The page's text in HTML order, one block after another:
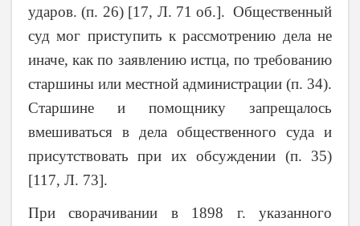
ударов. (п. 26) [17, Л. 71 об.]. Общественный
суд мог приступить к рассмотрению дела не
иначе, как по заявлению истца, по требованию
старшины или местной администрации (п. 34).
Старшине и помощнику запрещалось
вмешиваться в дела общественного суда и
присутствовать при их обсуждении (п. 35)
[117, Л. 73].
При сворачивании в 1898 г. указанного